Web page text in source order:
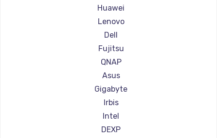
Huawei
Lenovo
Dell
Fujitsu
QNAP
Asus
Gigabyte
Irbis
Intel
DEXP